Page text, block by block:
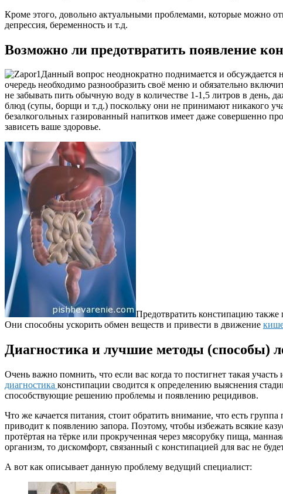
Кроме этого, довольно актуальными проблемами, которые можно
депрессия, беременность и т.д.
Возможно ли предотвратить появление
Данный вопрос неоднократно поднимается и обсуждается
очередь необходимо разнообразить своё меню и обязательно
не забывать пить обычную воду в количестве 1-1,5 литров в день,
блюд (супы, борщи и т.д.) поскольку они не принимают никакого
безалкогольных газированный напитков имеет даже совершенно
зависеть ваше здоровье.
Предотвратить констипацию также
Они способны ускорить обмен веществ и привести в движение
Диагностика и лучшие методы (способы)
Очень важно помнить, что если вас когда то постигнет такая
диагностика констипации сводится к определению выяснения
способствующие решению проблемы и появлению рецидивов.
Что же качается питания, стоит обратить внимание, что есть
приводит к появлению запора. Поэтому, чтобы избежать всякие
протёртая на тёрке или прокрученная через мясорубку пища,
организм, то дискомфорт, связанный с констипацией для вас не
А вот как описывает данную проблему ведущий специалист: